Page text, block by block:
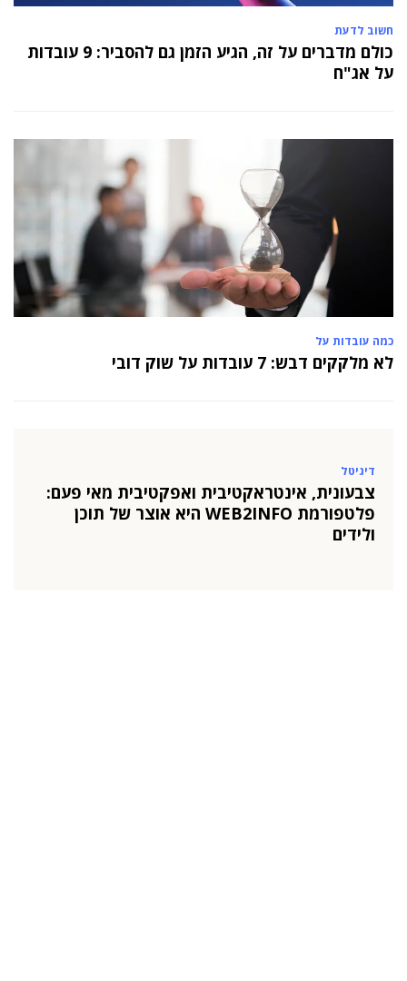
חשוב לדעת
כולם מדברים על זה, הגיע הזמן גם להסביר: 9 עובדות
על אג"ח
כמה עובדות על
לא מלקקים דבש: 7 עובדות על שוק דובי
דיגיטל
צבעונית, אינטראקטיבית ואפקטיבית מאי פעם:
פלטפורמת WEB2INFO היא אוצר של תוכן
ולידים